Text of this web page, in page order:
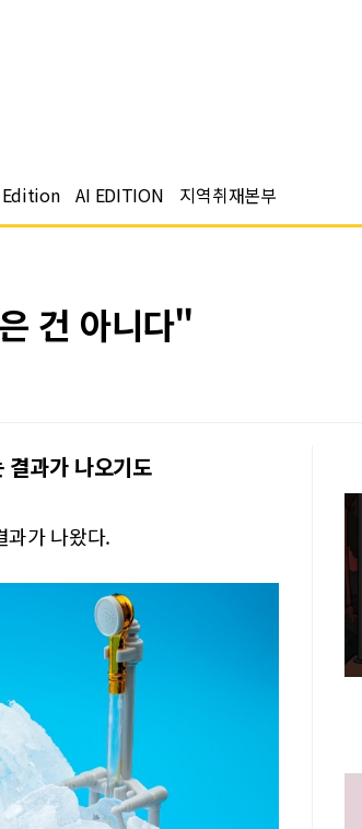
AI EDITION 지역취재본부
건 아니다"
결과가 나오기도
과가 나왔다.